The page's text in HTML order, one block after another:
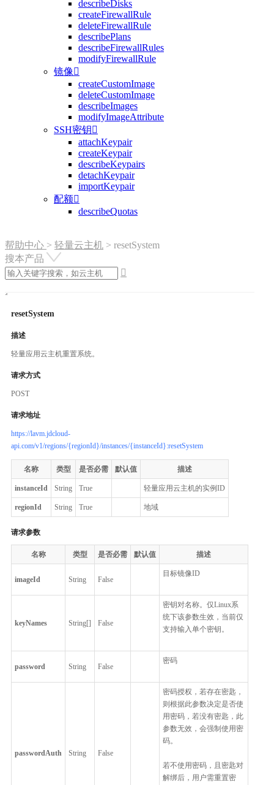
describeDisks
createFirewallRule
deleteFirewallRule
describePlans
describeFirewallRules
modifyFirewallRule
镜像
createCustomImage
deleteCustomImage
describeImages
modifyImageAttribute
SSH密钥
attachKeypair
createKeypair
describeKeypairs
detachKeypair
importKeypair
配额
describeQuotas
帮助中心 > 轻量云主机 > resetSystem
搜本产品

resetSystem
描述
轻量应用云主机重置系统。
请求方式
POST
请求地址
https://lavm.jdcloud-
api.com/v1/regions/{regionId}/instances/{instanceId}:resetSystem
名称 类型 是否必需 默认值 描述
instanceId String True 轻量应用云主机的实例ID
regionId String True 地域
请求参数
名称 类型 是否必需 默认值 描述
imageId String False
目标镜像ID
keyNames String[] False
密钥对名称。仅Linux系
统下该参数生效，当前仅
支持输入单个密钥。
password String False
密码
passwordAuth String False
密码授权，若存在密匙，
则根据此参数决定是否使
用密码，若没有密匙，此
参数无效，会强制使用密
码。
若不使用密码，且密匙对
解绑后，用户需重置密